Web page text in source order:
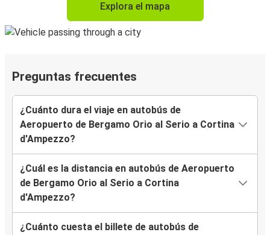
Explora el mapa
Preguntas frecuentes
¿Cuánto dura el viaje en autobús de
Aeropuerto de Bergamo Orio al Serio a Cortina
d'Ampezzo?
¿Cuál es la distancia en autobús de Aeropuerto
de Bergamo Orio al Serio a Cortina
d'Ampezzo?
¿Cuánto cuesta el billete de autobús de